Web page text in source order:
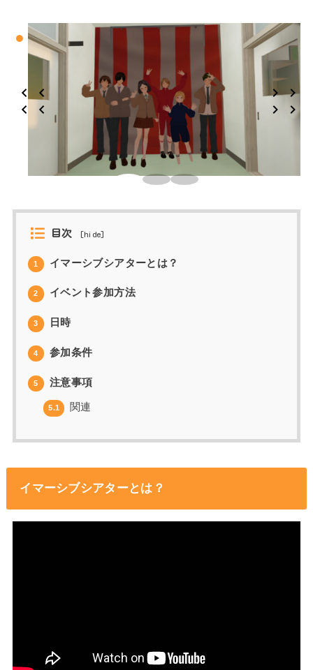
目次 [hide]
1 イマーシブシアターとは？
2 イベント参加方法
3 日時
4 参加条件
5 注意事項
5.1 関連
イマーシブシアターとは？